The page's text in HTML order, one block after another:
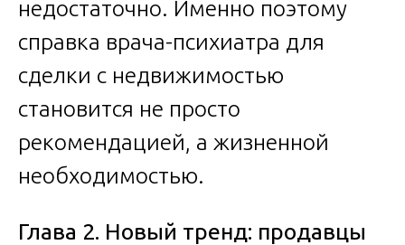
недостаточно. Именно поэтому
справка врача-психиатра для
сделки с недвижимостью
становится не просто
рекомендацией, а жизненной
необходимостью.
Глава 2. Новый тренд: продавцы